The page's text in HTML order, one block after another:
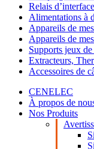
Relais d’interface
Alimentations à
Appareils de
Appareils de
Supports jeux
Extracteurs,
Accessoires de
CENELEC
À propos de
Nos Produits